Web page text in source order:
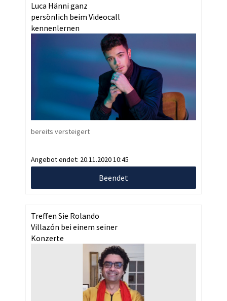
Luca Hänni ganz
persönlich beim Videocall
kennenlernen
bereits versteigert
Angebot endet: 20.11.2020 10:45
Beendet
Treffen Sie Rolando
Villazón bei einem seiner
Konzerte